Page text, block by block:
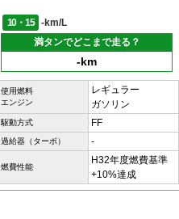
10・15
-km/L
満タンでどこまで走る？
-km
使用燃料
エンジン
レギュラー
ガソリン
駆動方式 FF
過給器（ターボ） -
燃費性能
H32年度燃費基準
+10%達成